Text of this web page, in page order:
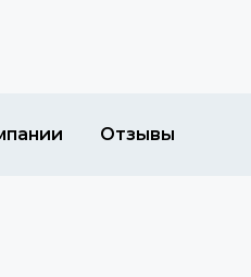
Отзывы